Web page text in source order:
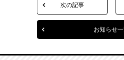
次の記事
お知らせ